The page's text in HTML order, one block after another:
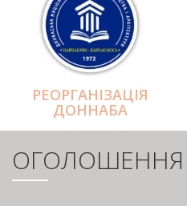
РЕОРГАНІЗАЦІЯ
ДОННАБА
ОГОЛОШЕННЯ